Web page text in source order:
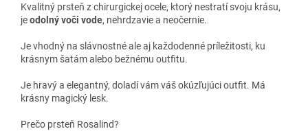
Kvalitný prsteň z chirurgickej ocele, ktorý nestratí svoju krásu,
jeodolný voči vode, nehrdzavie a neočernie.
Je vhodný na slávnostné ale aj každodenné príležitosti, ku
krásnym šatám alebo bežnému outfitu.
Je hravý a elegantný, doladí vám váš okúzľujúci outfit. Má
krásny magický lesk.
Prečo prsteň Rosalind?